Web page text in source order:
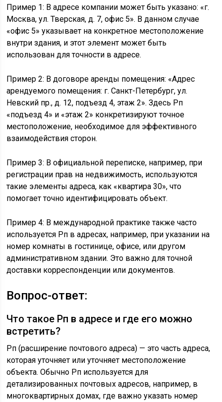
Пример 1: В адресе компании может быть указано: «г.
Москва, ул. Тверская, д. 7, офис 5». В данном случае
«офис 5» указывает на конкретное местоположение
внутри здания, и этот элемент может быть
использован для точности в адресе.
Пример 2: В договоре аренды помещения: «Адрес
арендуемого помещения: г. Санкт-Петербург, ул.
Невский пр., д. 12, подъезд 4, этаж 2». Здесь Рп
«подъезд 4» и «этаж 2» конкретизируют точное
местоположение, необходимое для эффективного
взаимодействия сторон.
Пример 3: В официальной переписке, например, при
регистрации прав на недвижимость, используются
такие элементы адреса, как «квартира 30», что
помогает точно идентифицировать объект.
Пример 4: В международной практике также часто
используется Рп в адресах, например, при указании на
номер комнаты в гостинице, офисе, или другом
административном здании. Это важно для точной
доставки корреспонденции или документов.
Вопрос-ответ:
Что такое Рп в адресе и где его можно
встретить?
Рп (расширение почтового адреса) — это часть адреса,
которая уточняет или уточняет местоположение
объекта. Обычно Рп используется для
детализированных почтовых адресов, например, в
многоквартирных домах, где важно указать номер